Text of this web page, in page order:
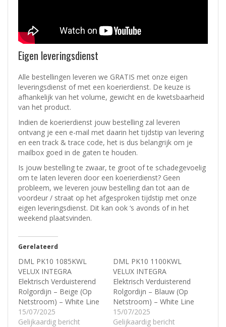
Eigen leveringsdienst
Alle bestellingen leveren we GRATIS met onze eigen
leveringsdienst of met een koerierdienst. De keuze is
afhankelijk van het volume, gewicht en de kwetsbaarheid
van het product.
Indien de koerierdienst jouw bestelling zal leveren
ontvang je een e-mail met daarin het tijdstip van levering
en een track & trace code, het is dus belangrijk om je
mailbox goed in de gaten te houden.
Is jouw bestelling te zwaar, te groot of te schadegevoelig
om te laten leveren door een koerierdienst? Geen
probleem, we leveren jouw bestelling dan tot aan de
voordeur / straat op het afgesproken tijdstip met onze
eigen leveringsdienst. Dit kan ook ‘s avonds of in het
weekend plaatsvinden.
Gerelateerd
DML PK10 1085KWL
VELUX INTEGRA
Elektrisch Verduisterend
Rolgordijn – Beige (Op
Netstroom) – White Line
15/07/2025
Gelijkaardig bericht
DML PK10 1100KWL
VELUX INTEGRA
Elektrisch Verduisterend
Rolgordijn – Blauw (Op
Netstroom) – White Line
15/07/2025
Gelijkaardig bericht